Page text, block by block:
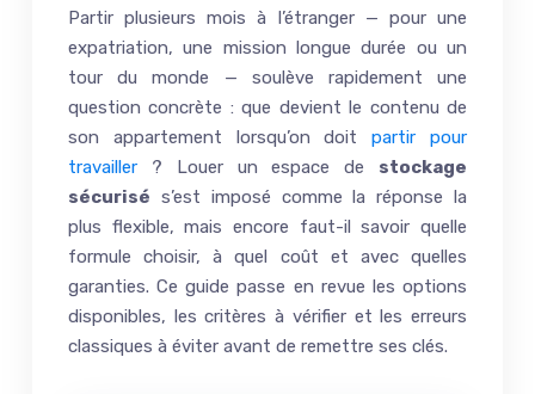
Partir plusieurs mois à l’étranger — pour une
expatriation, une mission longue durée ou un
tour du monde — soulève rapidement une
question concrète : que devient le contenu de
son appartement lorsqu’on doitpartir pour
travailler ? Louer un espace de stockage
sécurisé s’est imposé comme la réponse la
plus flexible, mais encore faut-il savoir quelle
formule choisir, à quel coût et avec quelles
garanties. Ce guide passe en revue les options
disponibles, les critères à vérifier et les erreurs
classiques à éviter avant de remettre ses clés.